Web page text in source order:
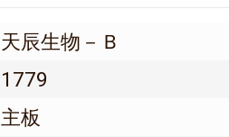
天辰生物－Ｂ
1779
主板